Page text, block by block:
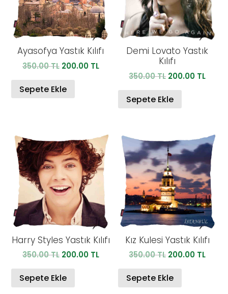
Ayasofya Yastık Kılıfı
350.00TL Orijinal
350.00 TL.
200.00 TLŞu
200.00 TL.
Sepete Ekle
Demi Lovato Yastık
Kılıfı
350.00TL Orijinal
350.00 TL.
200.00 TLŞu
Sepete Ekle
Harry Styles Yastık Kılıfı
350.00TL Orijinal
350.00 TL.
200.00 TLŞu
200.00 TL.
Sepete Ekle
Kız Kulesi Yastık Kılıfı
350.00TL Orijinal
350.00 TL.
200.00 TLŞu
Sepete Ekle